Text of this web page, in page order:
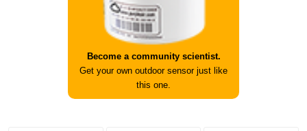
Become a community scientist.
Get your own outdoor sensor just like
this one.